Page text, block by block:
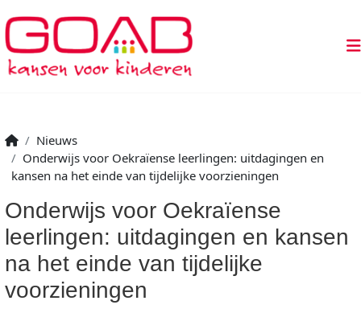
Nieuws
Onderwijs voor Oekraïense leerlingen: uitdagingen en
kansen na het einde van tijdelijke voorzieningen
Onderwijs voor Oekraïense
leerlingen: uitdagingen en kansen
na het einde van tijdelijke
voorzieningen